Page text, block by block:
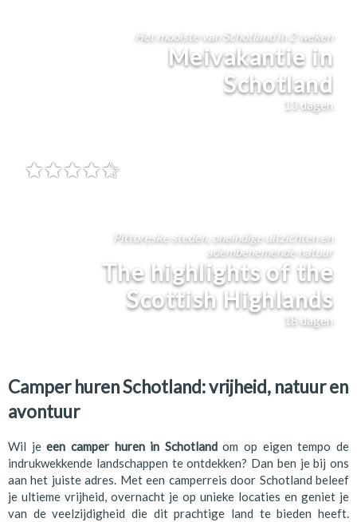
Camper huren Schotland: vrijheid, natuur en
avontuur
Wil jeeen camper huren in Schotlandom op eigen tempo de
indrukwekkende landschappen te ontdekken? Dan ben je bij ons
aan het juiste adres. Met een camperreis door Schotland beleef
je ultieme vrijheid, overnacht je op unieke locaties en geniet je
van de veelzijdigheid die dit prachtige land te bieden heeft.
Het mooiste van Schotland in 2 weken
Meivakantie in
Schotland
13dagen
Pittoreske steden, oneindige uitzichten en
adembenemende natuur
The highlights of the
Scottish Highlands
18dagen